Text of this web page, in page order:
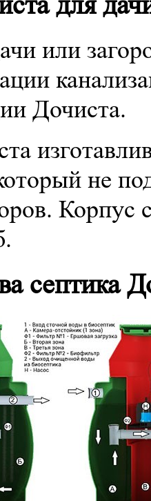
или
Дочиста.
не
Корпус
септика